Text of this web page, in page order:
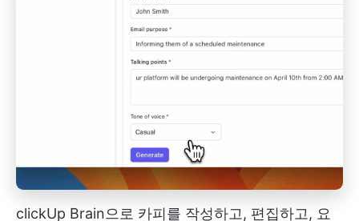
clickUp Brain으로 카피를 작성하고, 편집하고, 요